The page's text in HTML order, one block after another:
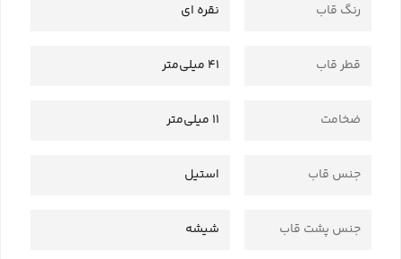
رنگ قاب نقره ای
قطر قاب 41 میلی‌متر
ضخامت 11 میلی‌متر
جنس قاب استیل
جنس پشت قاب شیشه